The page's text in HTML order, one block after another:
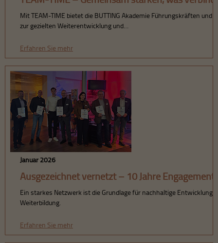
Mit TEAM-TIME bietet die BUTTING Akademie Führungskräften
zur gezielten Weiterentwicklung und…
Erfahren Sie mehr
Januar 2026
Ausgezeichnet vernetzt – 10 Jahre
Ein starkes Netzwerk ist die Grundlage für nachhaltige Entwicklung
Weiterbildung.
Erfahren Sie mehr